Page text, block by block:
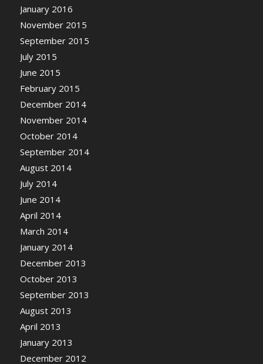
January 2016
November 2015
September 2015
July 2015
June 2015
February 2015
December 2014
November 2014
October 2014
September 2014
August 2014
July 2014
June 2014
April 2014
March 2014
January 2014
December 2013
October 2013
September 2013
August 2013
April 2013
January 2013
December 2012